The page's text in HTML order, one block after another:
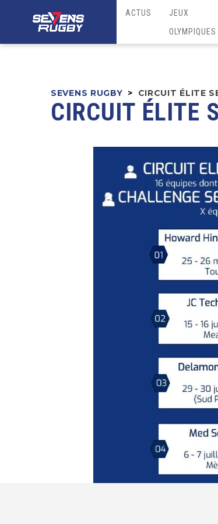
ACTUS
JEUX
OLYMPIQUES
SEVENS RUGBY > CIRCUIT ÉLITE
CIRCUIT ÉLITE